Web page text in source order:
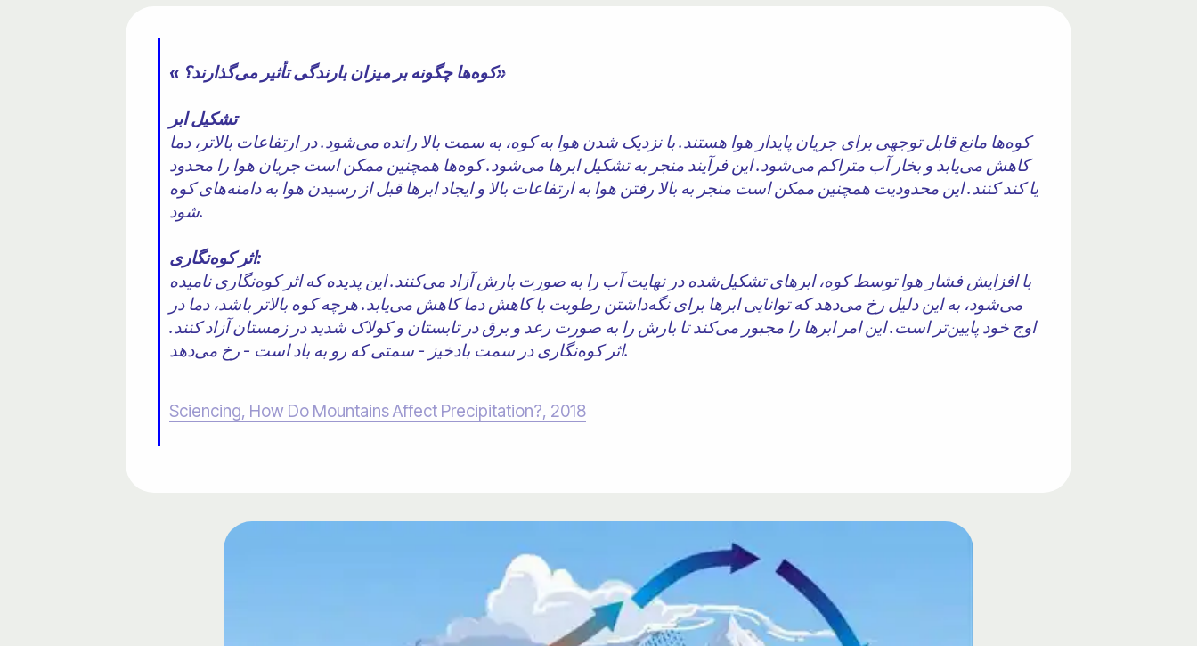
« کوه‌ها چگونه بر میزان بارندگی تأثیر می‌گذارند؟»
تشکیل ابر
کوه‌ها مانع قابل توجهی برای جریان پایدار هوا هستند. با نزدیک شدن هوا به کوه، به سمت بالا رانده می‌شود. در ارتفاعات بالاتر، دما
کاهش می‌یابد و بخار آب متراکم می‌شود. این فرآیند منجر به تشکیل ابرها می‌شود. کوه‌ها همچنین ممکن است جریان هوا را محدود
یا کند کنند. این محدودیت همچنین ممکن است منجر به بالا رفتن هوا به ارتفاعات بالا و ایجاد ابرها قبل از رسیدن هوا به دامنه‌های کوه
شود.
اثر کوه‌نگاری:
با افزایش فشار هوا توسط کوه، ابرهای تشکیل‌شده در نهایت آب را به صورت بارش آزاد می‌کنند. این پدیده که اثر کوه‌نگاری نامیده
می‌شود، به این دلیل رخ می‌دهد که توانایی ابرها برای نگه‌داشتن رطوبت با کاهش دما کاهش می‌یابد. هرچه کوه بالاتر باشد، دما در
اوج خود پایین‌تر است. این امر ابرها را مجبور می‌کند تا بارش را به صورت رعد و برق در تابستان و کولاک شدید در زمستان آزاد کنند.
اثر کوه‌نگاری در سمت بادخیز - سمتی که رو به باد است - رخ می‌دهد.
Sciencing, How Do Mountains Affect Precipitation?, 2018